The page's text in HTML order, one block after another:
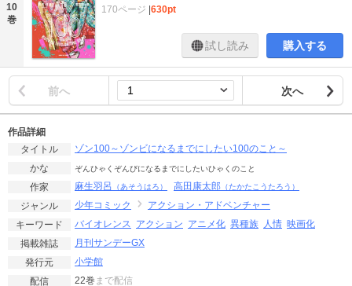
10
巻
170ページ |630pt
試し読み 購入する
前へ 次へ
作品詳細
タイトル
ゾン100～ゾンビになるまでにしたい100のこと～
かな
ぞんひゃくぞんびになるまでにしたいひゃくのこと
作家 麻生羽呂 （あそうはろ） 高田康太郎 （たかたこうたろう）
ジャンル 少年コミック
アクション・アドベンチャー
キーワード
バイオレンス アクション アニメ化 異種族 人情 映画化
掲載雑誌
月刊サンデーGX
発行元
小学館
配信
22巻 まで配信